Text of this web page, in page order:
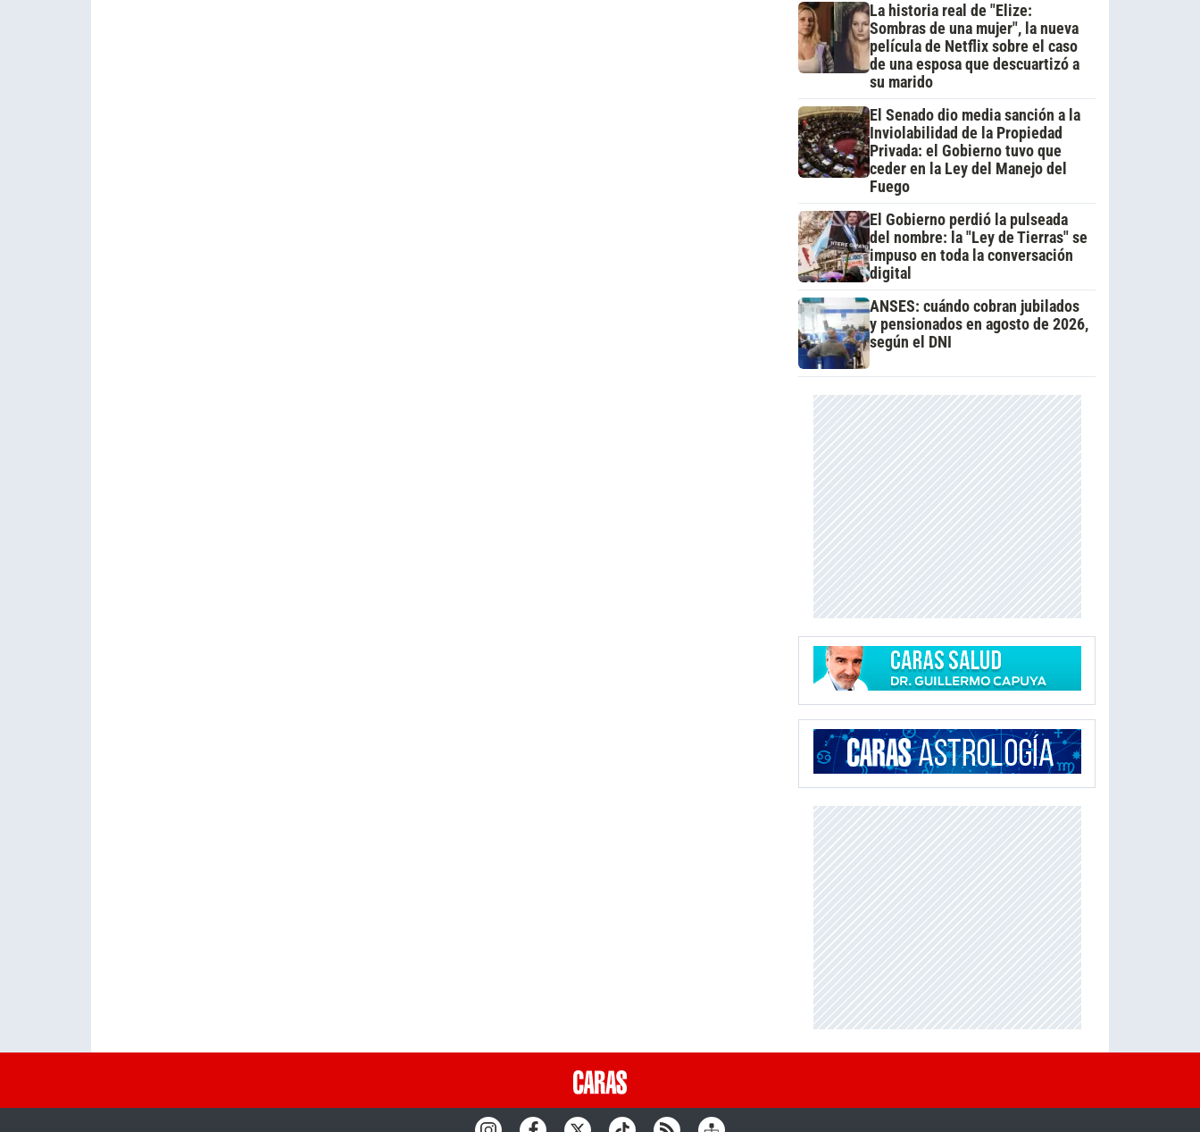
La historia real de "Elize:
Sombras de una mujer", la nueva
película de Netflix sobre el caso
de una esposa que descuartizó a
su marido
El Senado dio media sanción a la
Inviolabilidad de la Propiedad
Privada: el Gobierno tuvo que
ceder en la Ley del Manejo del
Fuego
El Gobierno perdió la pulseada
del nombre: la "Ley de Tierras" se
impuso en toda la conversación
digital
ANSES: cuándo cobran jubilados
y pensionados en agosto de 2026,
según el DNI